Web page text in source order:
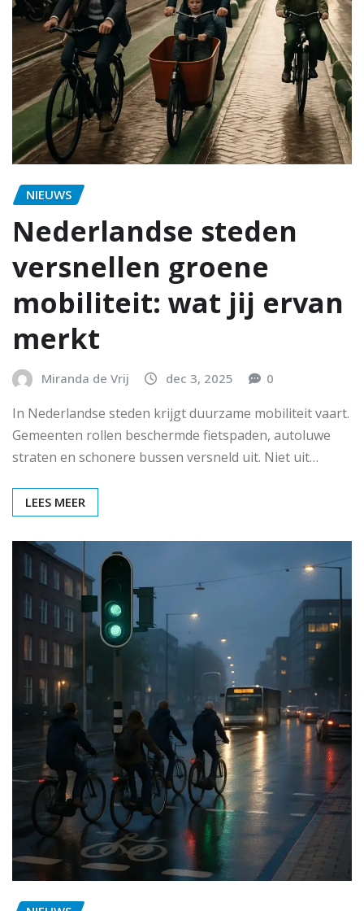
NIEUWS
Nederlandse steden
versnellen groene
mobiliteit: wat jij ervan
merkt
Miranda de Vrij dec 3, 2025 0
In Nederlandse steden krijgt duurzame mobiliteit vaart.
Gemeenten rollen beschermde fietspaden, autoluwe
straten en schonere bussen versneld uit. Niet uit…
LEES MEER